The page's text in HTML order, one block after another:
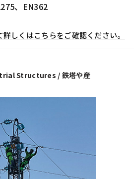
、EN362
しくはこちらをご確認ください。
Structures / 鉄塔や産